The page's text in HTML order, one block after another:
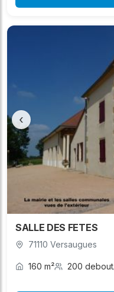
‹
SALLE DES FETES
71110 Versaugues
160 m² 200 debout